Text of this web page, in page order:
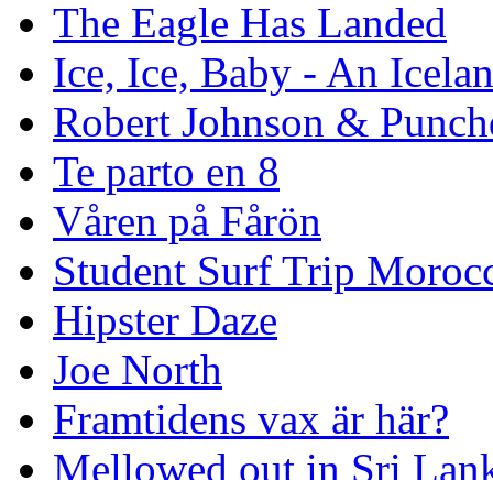
The Eagle Has Landed
Ice, Ice, Baby - An
Robert Johnson &
Te parto en 8
Våren på Fårön
Student Surf Trip
Hipster Daze
Joe North
Framtidens vax är här?
Mellowed out in Sri